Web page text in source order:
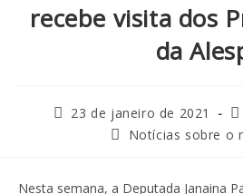
recebe visita dos
da
23 de janeiro de 2021
Notícias sobre o
Nesta semana, a Deputada Janaina